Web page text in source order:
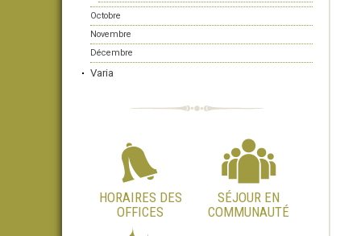
Octobre
Novembre
Décembre
Varia
HORAIRES DES
OFFICES
SÉJOUR EN
COMMUNAUTÉ